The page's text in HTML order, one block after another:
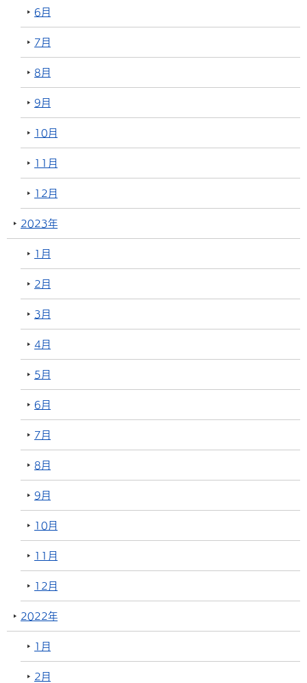
6月
7月
8月
9月
10月
11月
12月
2023年
1月
2月
3月
4月
5月
6月
7月
8月
9月
10月
11月
12月
2022年
1月
2月